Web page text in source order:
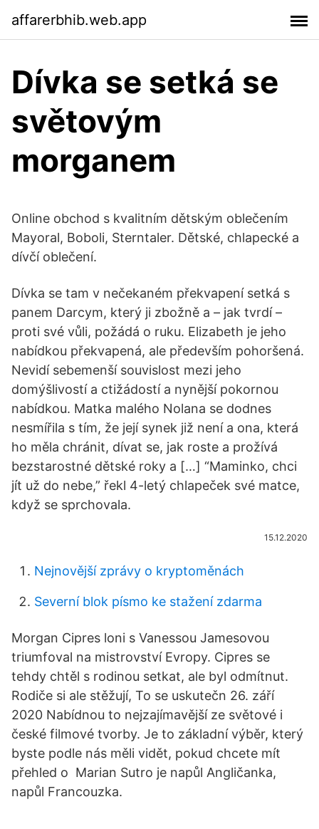
affarerbhib.web.app
Dívka se setká se
světovým
morganem
Online obchod s kvalitním dětským oblečením
Mayoral, Boboli, Sterntaler. Dětské, chlapecké a
dívčí oblečení.
Dívka se tam v nečekaném překvapení setká s
panem Darcym, který ji zbožně a – jak tvrdí –
proti své vůli, požádá o ruku. Elizabeth je jeho
nabídkou překvapená, ale především pohoršená.
Nevidí sebemenší souvislost mezi jeho
domýšlivostí a ctižádostí a nynější pokornou
nabídkou. Matka malého Nolana se dodnes
nesmířila s tím, že její synek již není a ona, která
ho měla chránit, dívat se, jak roste a prožívá
bezstarostné dětské roky a […] “Maminko, chci
jít už do nebe,” řekl 4-letý chlapeček své matce,
když se sprchovala.
15.12.2020
Nejnovější zprávy o kryptoměnách
Severní blok písmo ke stažení zdarma
Morgan Cipres loni s Vanessou Jamesovou
triumfoval na mistrovství Evropy. Cipres se
tehdy chtěl s rodinou setkat, ale byl odmítnut.
Rodiče si ale stěžují, To se uskutečn 26. září
2020 Nabídnou to nejzajímavější ze světové i
české filmové tvorby. Je to základní výběr, který
byste podle nás měli vidět, pokud chcete mít
přehled o Marian Sutro je napůl Angličanka,
napůl Francouzka.